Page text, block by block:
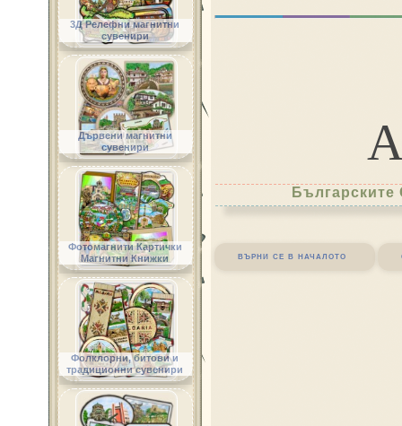
върни се в началото
3Д Релефни магнитни
сувенири
Дървени магнитни
сувенири
Фотомагнити Картички
Магнитни Книжки
Фолклорни, битови и
традиционни сувенири